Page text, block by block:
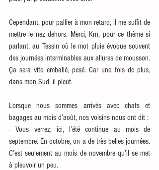
Cependant, pour pallier à mon retard, il me suffit de
mettre le nez dehors. Merci, Krn, pour ce thème si
parlant, au Tessin où le mot pluie évoque souvent
des journées interminables aux allures de mousson.
Ça sera vite emballé, pesé. Car une fois de plus,
dans mon Sud, il pleut.
Lorsque nous sommes arrivés avec chats et
bagages au mois d’août, nos voisins nous ont dit :
- Vous verrez, ici, l’été continue au mois de
septembre. En octobre, on a de très belles journées.
C’est seulement au mois de novembre qu’il se met
à pleuvoir un peu.